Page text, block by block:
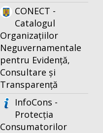
CONECT -
Catalogul
Organizațiilor
Neguvernamentale
pentru Evidență,
Consultare și
Transparență
InfoCons -
Protecția
Consumatorilor